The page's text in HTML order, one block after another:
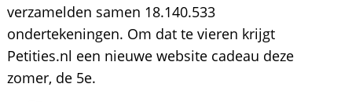
verzamelden samen 18.140.533
ondertekeningen. Om dat te vieren krijgt
Petities.nl een nieuwe website cadeau deze
zomer, de 5e.